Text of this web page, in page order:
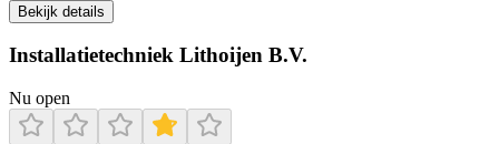
Bekijk details
Installatietechniek Lithoijen B.V.
Nu open